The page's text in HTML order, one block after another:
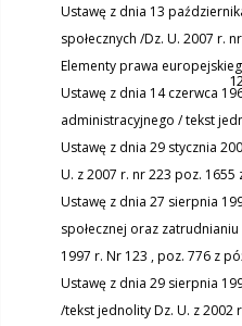
Ustawę z dnia 13
społecznych /Dz. U. 2007 r.
Elementy prawa
Ustawę z dnia 14 czerwca
administracyjnego / tekst
Ustawę z dnia 29 stycznia
U. z 2007 r. nr 223 poz. 1655
Ustawę z dnia 27 sierpnia
społecznej oraz
1997 r. Nr 123 , poz. 776 z
Ustawę z dnia 29 sierpnia
/tekst jednolity Dz. U. z 2002